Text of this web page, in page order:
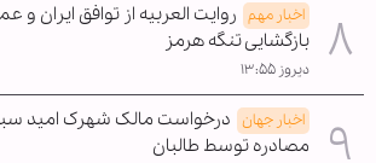
اخبار مهم روایت العربیه از توافق ایران
بازگشایی تنگه هرمز
دیروز ۱۳:۵۵
اخبار جهان درخواست مالک شهرک امید سبز
مصادره توسط طالبان